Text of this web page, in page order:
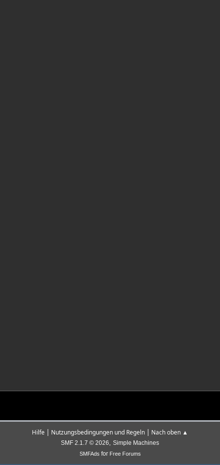
Hilfe | Nutzungsbedingungen und Regeln | Nach oben ▲
SMF 2.1.7 © 2026, Simple Machines
SMFAds for Free Forums